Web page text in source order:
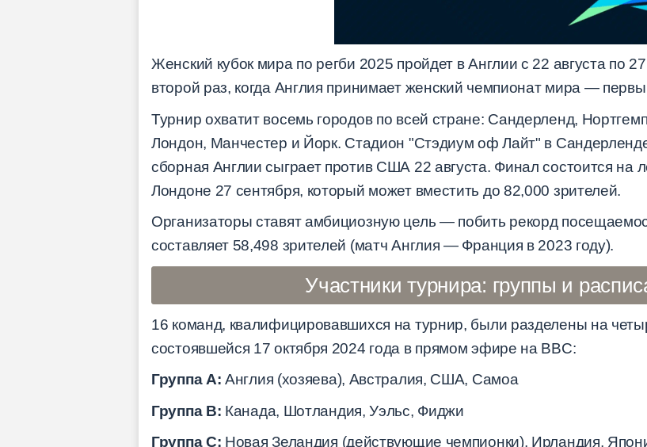
Женский кубок мира по регби 2025 пройдет в Англии с 22 августа по
второй раз, когда Англия принимает женский чемпионат мира —
Турнир охватит восемь городов по всей стране: Сандерленд,
Лондон, Манчестер и Йорк. Стадион "Стэдиум оф Лайт" в
сборная Англии сыграет против США 22 августа. Финал состоится на
Лондоне 27 сентября, который может вместить до 82,000 зрителей.
Организаторы ставят амбициозную цель — побить рекорд
составляет 58,498 зрителей (матч Англия — Франция в 2023 году).
Участники турнира: группы и
16 команд, квалифицировавшихся на турнир, были разделены на
состоявшейся 17 октября 2024 года в прямом эфире на BBC:
Группа A: Англия (хозяева), Австралия, США, Самоа
Группа B: Канада, Шотландия, Уэльс, Фиджи
Группа C: Новая Зеландия (действующие чемпионки), Ирландия,